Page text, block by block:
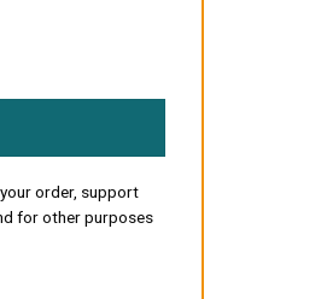
order, support
for other purposes